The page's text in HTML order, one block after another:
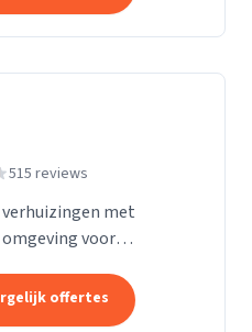
515 reviews
met
voor
offertes